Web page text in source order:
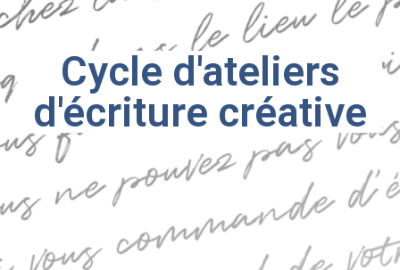
Cycle d'ateliers
d'écriture créative